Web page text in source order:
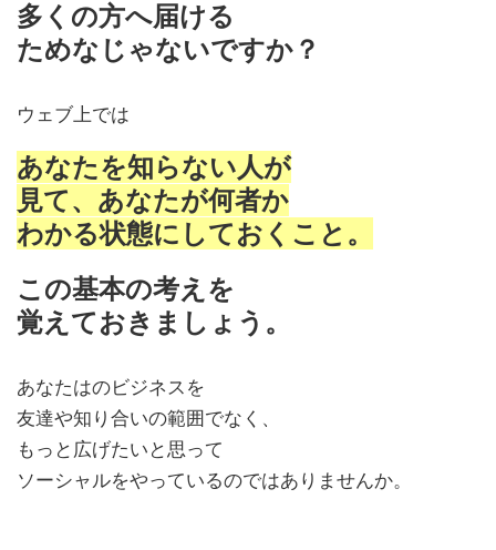
多くの方へ届ける
ためなじゃないですか？
ウェブ上では
あなたを知らない人が
見て、あなたが何者か
わかる状態にしておくこと。
この基本の考えを
覚えておきましょう。
あなたはのビジネスを
友達や知り合いの範囲でなく、
もっと広げたいと思って
ソーシャルをやっているのではありませんか。